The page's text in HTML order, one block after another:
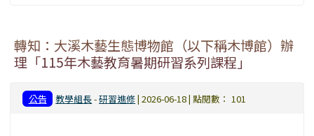
轉知：大溪木藝生態博物館（以下稱木博館）辦
理「115年木藝教育暑期研習系列課程」
公告 教學組長-研習進修| 2026-06-18 | 點閱數： 101